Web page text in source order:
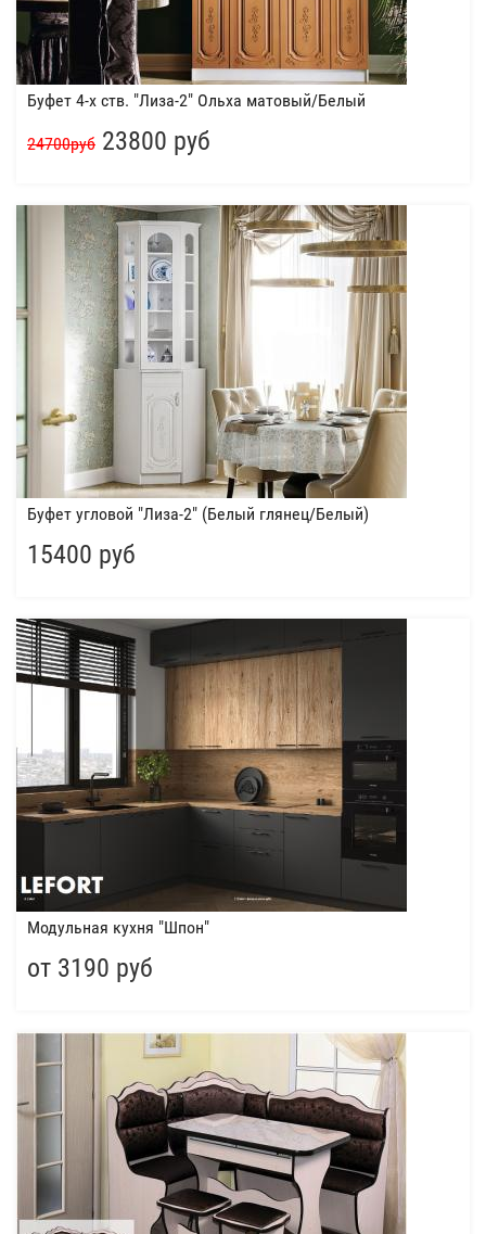
Буфет 4-х ств. "Лиза-2" Ольха матовый/Белый
24700руб 23800 руб
Буфет угловой "Лиза-2" (Белый глянец/Белый)
15400 руб
Модульная кухня "Шпон"
от 3190 руб